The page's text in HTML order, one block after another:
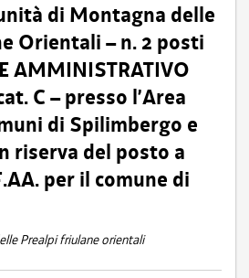
di Montagna delle
Orientali – n. 2 posti
AMMINISTRATIVO
C – presso l’Area
di Spilimbergo e
riserva del posto a
per il comune di
Prealpi friulane orientali